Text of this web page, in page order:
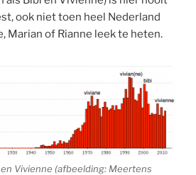
ook niet toen heel Nederland
Marian of Rianne leek te heten.
Vivienne (afbeelding: Meertens